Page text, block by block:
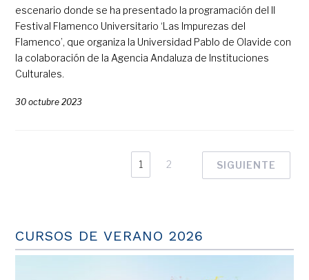
escenario donde se ha presentado la programación del II
Festival Flamenco Universitario ‘Las Impurezas del
Flamenco’, que organiza la Universidad Pablo de Olavide con
la colaboración de la Agencia Andaluza de Instituciones
Culturales.
30 octubre 2023
1 2 SIGUIENTE
CURSOS DE VERANO 2026